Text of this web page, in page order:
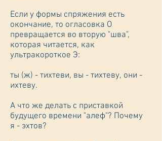
Если у формы спряжения есть
окончание, то огласовка О
превращается во вторую "шва",
которая читается, как
ультракороткое Э:
ты (ж) - тихтеви, вы - тихтеву, они -
ихтеву.
А что же делать с приставкой
будущего времени "алеф"? Почему
я - эхтов?